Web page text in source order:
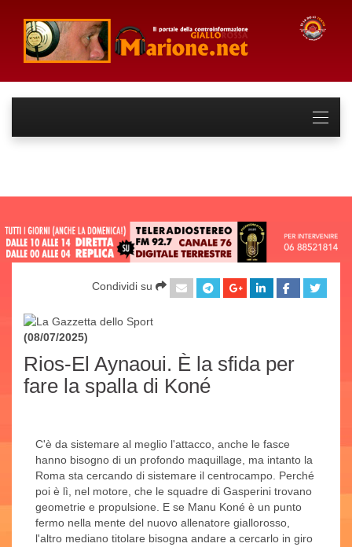
Condividi su
(08/07/2025)
Rios-El Aynaoui. È la sfida per
fare la spalla di Koné
C'è da sistemare al meglio l'attacco, anche le fasce
hanno bisogno di un profondo maquillage, ma intanto la
Roma sta cercando di sistemare il centrocampo. Perché
poi è lì, nel motore, che le squadre di Gasperini trovano
geometrie e propulsione. E se Manu Koné è un punto
fermo nella mente del nuovo allenatore giallorosso,
l'altro mediano titolare bisogna andare a cercarlo in giro